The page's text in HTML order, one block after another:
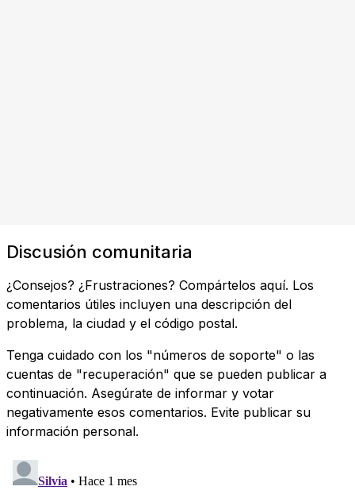
Discusión comunitaria
¿Consejos? ¿Frustraciones? Compártelos aquí. Los
comentarios útiles incluyen una descripción del
problema, la ciudad y el código postal.
Tenga cuidado con los "números de soporte" o las
cuentas de "recuperación" que se pueden publicar a
continuación. Asegúrate de informar y votar
negativamente esos comentarios. Evite publicar su
información personal.